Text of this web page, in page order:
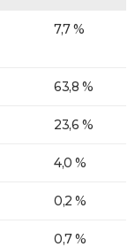
7,7 %
63,8 %
23,6 %
4,0 %
0,2 %
0,7 %